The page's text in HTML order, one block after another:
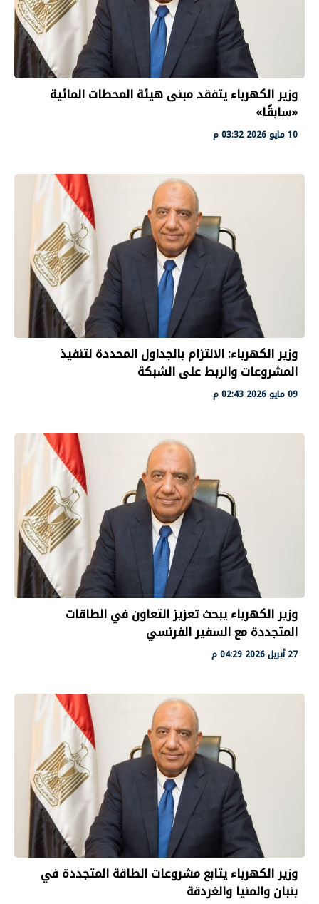
وزير الكهرباء يتفقد مبنى هيئة المحطات المائية
«سابقًا»
10 مايو 2026 03:32 م
وزير الكهرباء: الالتزام بالجداول المحددة لتنفيذ
المشروعات والربط على الشبكة
09 مايو 2026 02:43 م
وزير الكهرباء يبحث تعزيز التعاون في الطاقات
المتجددة مع السفير الفرنسي
27 أبريل 2026 04:29 م
وزير الكهرباء يتابع مشروعات الطاقة المتجددة في
بنبان والمنيا والغردقة